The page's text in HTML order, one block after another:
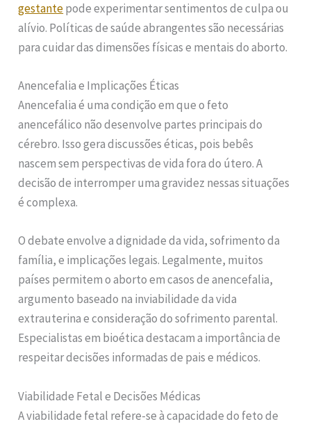
gestantepode experimentar sentimentos de culpa ou
alívio. Políticas de saúde abrangentes são necessárias
para cuidar das dimensões físicas e mentais do aborto.
Anencefalia e Implicações Éticas
Anencefalia é uma condição em que o feto
anencefálico não desenvolve partes principais do
cérebro. Isso gera discussões éticas, pois bebês
nascem sem perspectivas de vida fora do útero. A
decisão de interromper uma gravidez nessas situações
é complexa.
O debate envolve a dignidade da vida, sofrimento da
família, e implicações legais. Legalmente, muitos
países permitem o aborto em casos de anencefalia,
argumento baseado na inviabilidade da vida
extrauterina e consideração do sofrimento parental.
Especialistas em bioética destacam a importância de
respeitar decisões informadas de pais e médicos.
Viabilidade Fetal e Decisões Médicas
A viabilidade fetal refere-se à capacidade do feto de